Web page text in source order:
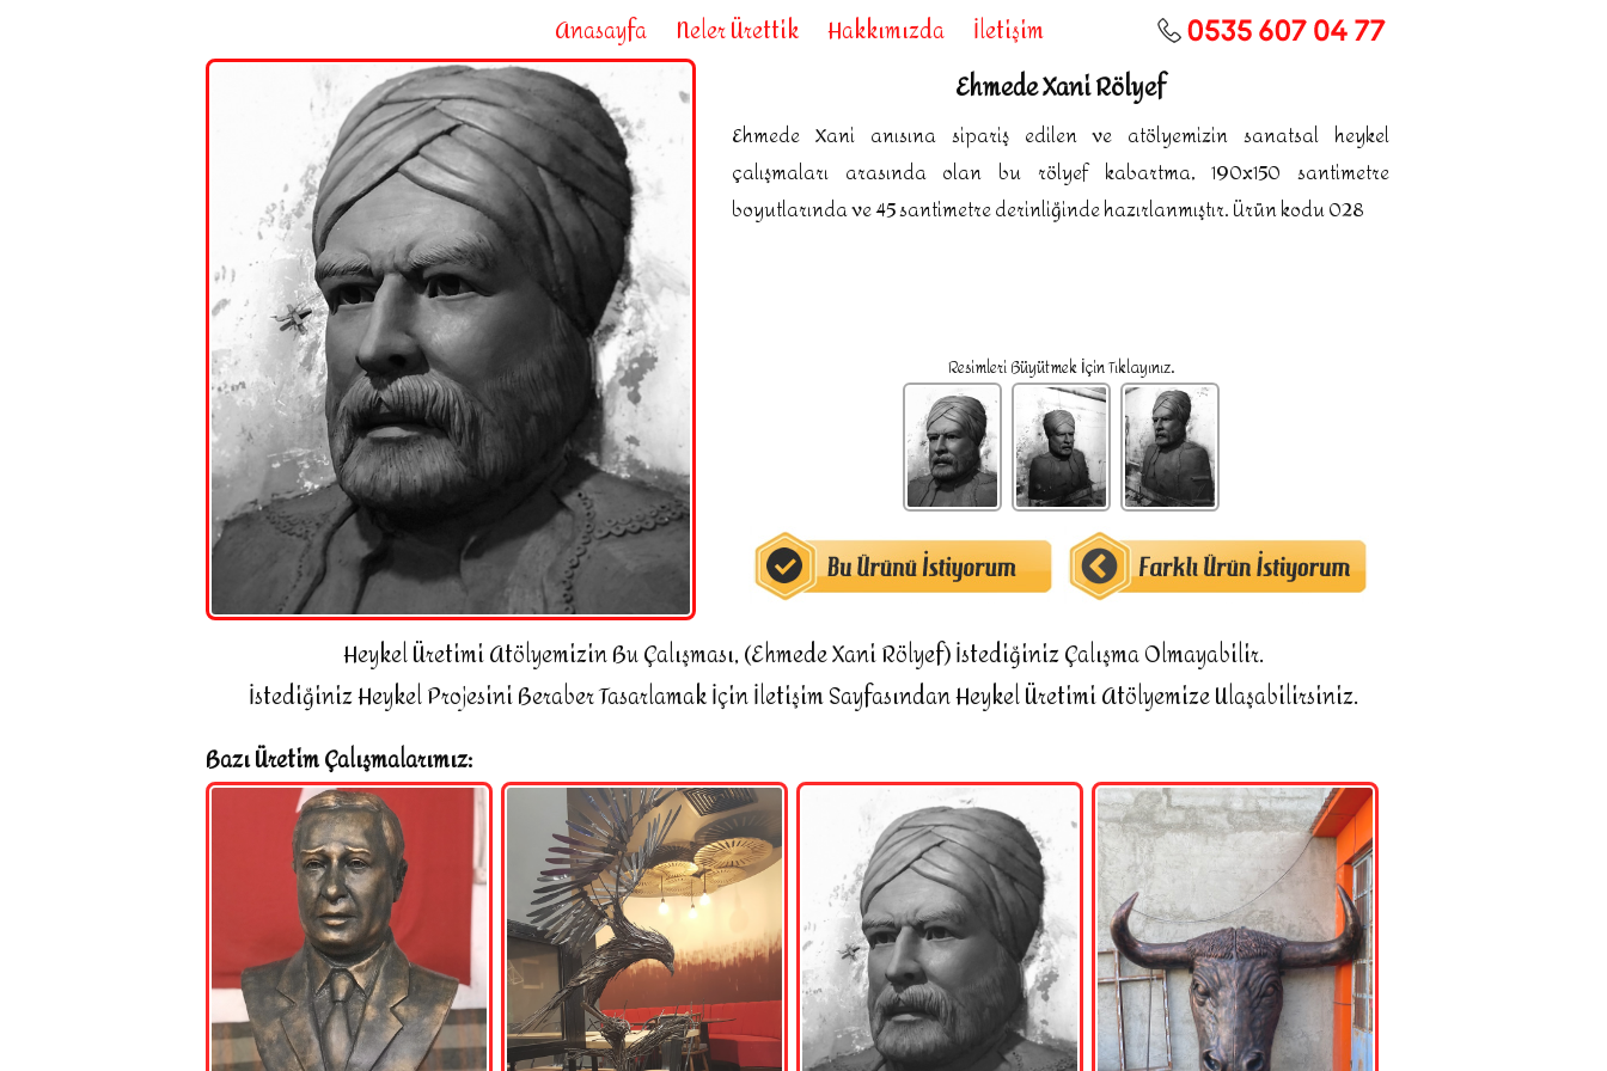
Anasayfa Neler Ürettik Hakkımızda İletişim
Ehmede Xani Rölyef
Ehmede Xani anısına sipariş edilen ve atölyemizin sanatsal heykel
çalışmaları arasında olan bu rölyef kabartma, 190x150 santimetre
boyutlarında ve 45 santimetre derinliğinde hazırlanmıştır. Ürün kodu 028
Resimleri Büyütmek İçin Tıklayınız.
Heykel Üretimi Atölyemizin Bu Çalışması, (Ehmede Xani Rölyef) İstediğiniz Çalışma Olmayabilir.
İstediğiniz Heykel Projesini Beraber Tasarlamak İçin İletişim Sayfasından Heykel Üretimi Atölyemize Ulaşabilirsiniz.
Bazı Üretim Çalışmalarımız: